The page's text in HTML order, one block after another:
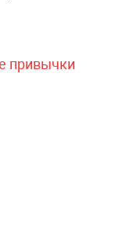
привычки